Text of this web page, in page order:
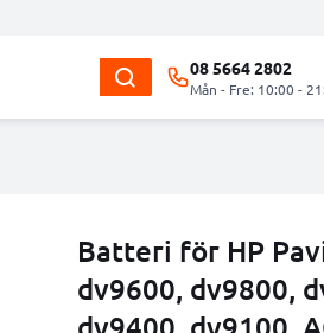
08 5664 2802
Mån - Fre: 10:00 -
Batteri för HP
dv9600, dv9800,